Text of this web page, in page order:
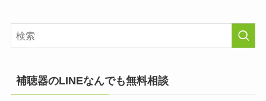
補聴器のLINEなんでも無料相談